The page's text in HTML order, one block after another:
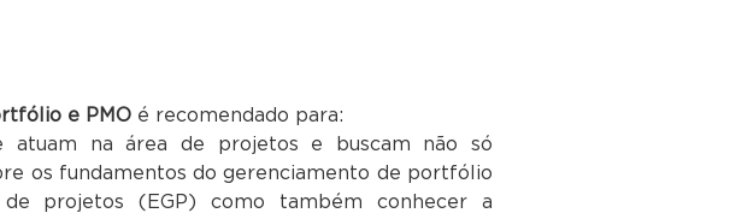
e PMO é recomendado para:
atuam na área de projetos e buscam não só
os fundamentos do gerenciamento de portfólio
projetos (EGP) como também conhecer a